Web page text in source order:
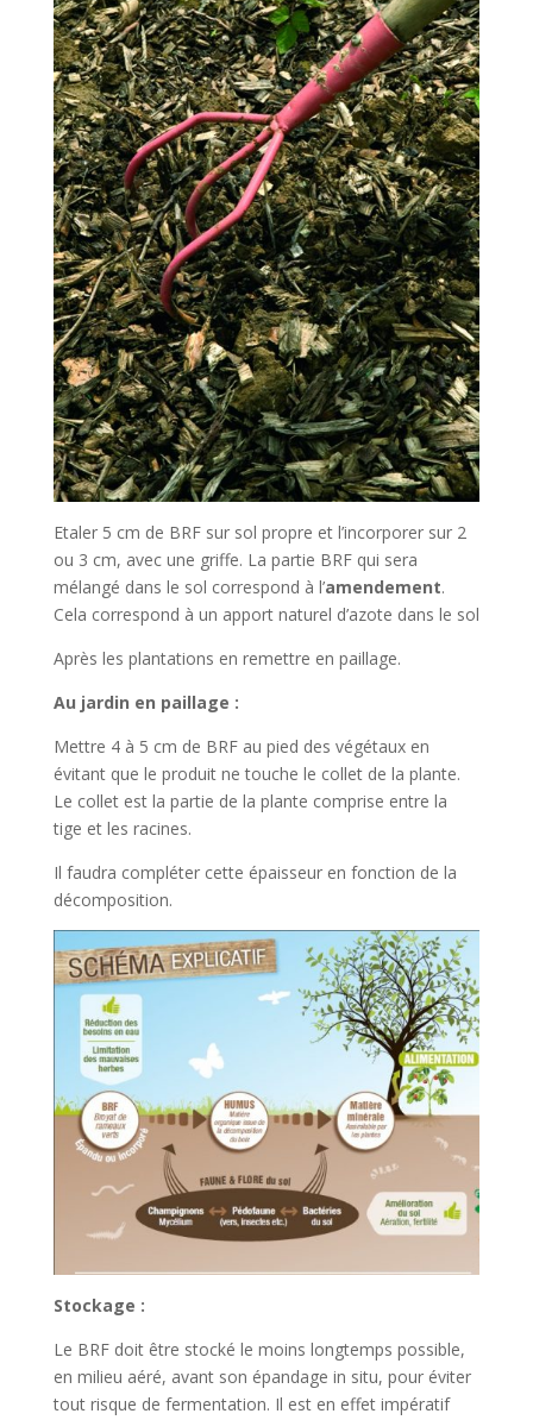
Etaler 5 cm de BRF sur sol propre et l’incorporer sur 2
ou 3 cm, avec une griffe. La partie BRF qui sera
mélangé dans le sol correspond à l’amendement.
Cela correspond à un apport naturel d’azote dans le sol
Après les plantations en remettre en paillage.
Au jardin en paillage :
Mettre 4 à 5 cm de BRF au pied des végétaux en
évitant que le produit ne touche le collet de la plante.
Le collet est la partie de la plante comprise entre la
tige et les racines.
Il faudra compléter cette épaisseur en fonction de la
décomposition.
Stockage :
Le BRF doit être stocké le moins longtemps possible,
en milieu aéré, avant son épandage in situ, pour éviter
tout risque de fermentation. Il est en effet impératif